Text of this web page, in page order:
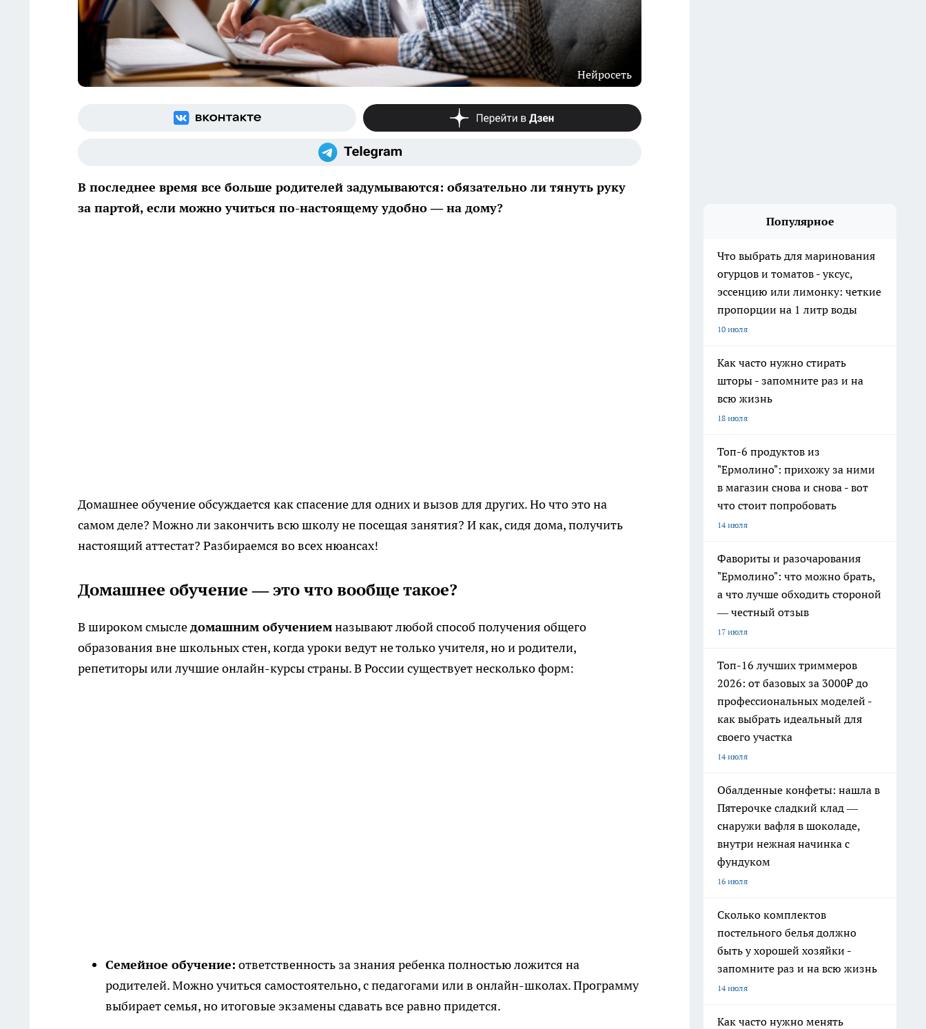
Нейросеть
В последнее время все больше родителей задумываются: обязательно ли тянуть руку
за партой, если можно учиться по-настоящему удобно — на дому?
Домашнее обучение обсуждается как спасение для одних и вызов для других. Но что это на
самом деле? Можно ли закончить всю школу не посещая занятия? И как, сидя дома, получить
настоящий аттестат? Разбираемся во всех нюансах!
Домашнее обучение — это что вообще такое?
В широком смыследомашним обучениемназывают любой способ получения общего
образования вне школьных стен, когда уроки ведут не только учителя, но и родители,
репетиторы или лучшие онлайн-курсы страны. В России существует несколько форм:
Семейное обучение: ответственность за знания ребенка полностью ложится на
родителей. Можно учиться самостоятельно, с педагогами или в онлайн-школах. Программу
выбирает семья, но итоговые экзамены сдавать все равно придется.
Популярное
Что выбрать для маринования
огурцов и томатов - уксус,
эссенцию или лимонку: четкие
пропорции на 1 литр воды
10 июля
Как часто нужно стирать
шторы - запомните раз и на
всю жизнь
18 июля
Топ-6 продуктов из
"Ермолино": прихожу за ними
в магазин снова и снова - вот
что стоит попробовать
14 июля
Фавориты и разочарования
"Ермолино": что можно брать,
а что лучше обходить стороной
— честный отзыв
17 июля
Топ-16 лучших триммеров
2026: от базовых за 3000₽ до
профессиональных моделей -
как выбрать идеальный для
своего участка
14 июля
Обалденные конфеты: нашла в
Пятерочке сладкий клад —
снаружи вафля в шоколаде,
внутри нежная начинка с
фундуком
16 июля
Сколько комплектов
постельного белья должно
быть у хорошей хозяйки -
запомните раз и на всю жизнь
14 июля
Как часто нужно менять